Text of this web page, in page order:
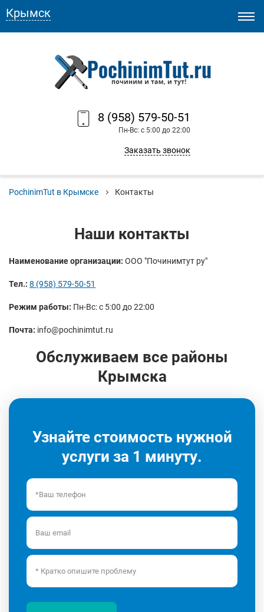
8 (958) 579-50-51
Пн-Вс: с 5:00 до 22:00
Заказать звонок
Крымск
PochinimTut в Крымске Контакты
Наши контакты
Наименование организации: ООО "Починимтут ру"
Тел.: 8 (958) 579-50-51
Режим работы: Пн-Вс: с 5:00 до 22:00
Почта: info@pochinimtut.ru
Обслуживаем все районы
Крымска
Узнайте стоимость нужной
услуги за 1 минуту.